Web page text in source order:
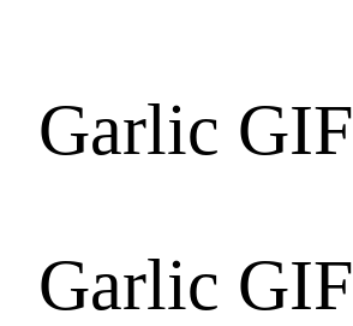
Garlic GIF
Garlic GIF